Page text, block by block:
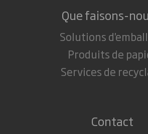
Que faisons-
Solutions
Produits de
Services de
Contact